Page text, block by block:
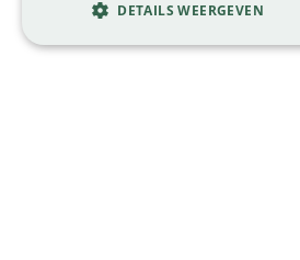
DETAILS WEERGEVEN